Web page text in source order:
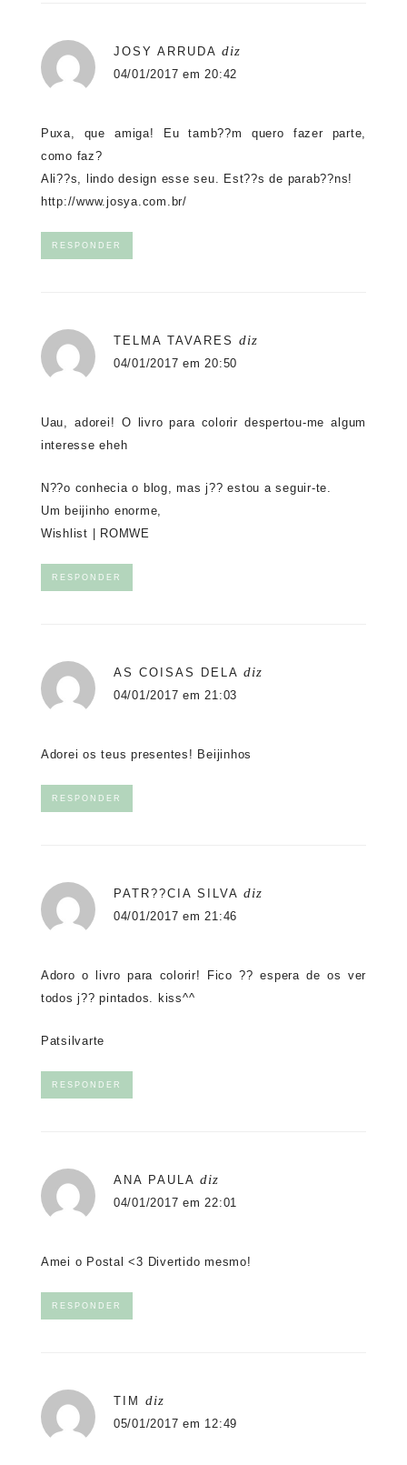
JOSY ARRUDA diz
04/01/2017 em 20:42
Puxa, que amiga! Eu tamb??m quero fazer parte,
como faz?
Ali??s, lindo design esse seu. Est??s de parab??ns!
http://www.josya.com.br/
RESPONDER
TELMA TAVARES diz
04/01/2017 em 20:50
Uau, adorei! O livro para colorir despertou-me algum
interesse eheh
N??o conhecia o blog, mas j?? estou a seguir-te.
Um beijinho enorme,
Wishlist | ROMWE
RESPONDER
AS COISAS DELA diz
04/01/2017 em 21:03
Adorei os teus presentes! Beijinhos
RESPONDER
PATR??CIA SILVA diz
04/01/2017 em 21:46
Adoro o livro para colorir! Fico ?? espera de os ver
todos j?? pintados. kiss^^
Patsilvarte
RESPONDER
ANA PAULA diz
04/01/2017 em 22:01
Amei o Postal <3 Divertido mesmo!
RESPONDER
TIM diz
05/01/2017 em 12:49